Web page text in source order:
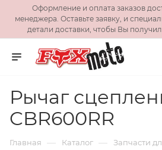
Оформление и оплата заказов
менеджера. Оставьте заявку, и
детали доставки, чтобы Вы
Рычаг
CBR600RR
Главная — Каталог — Запчасти